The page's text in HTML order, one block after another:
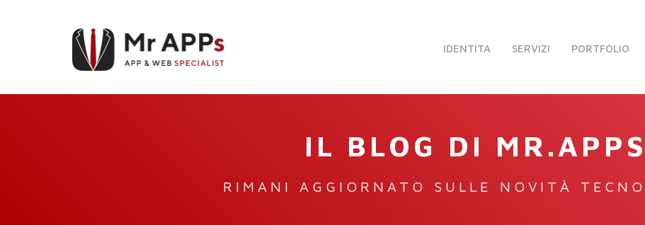
IDENTITA SERVIZI PORTFOLIO
IL BLOG DI MR.APPS
RIMANI AGGIORNATO SULLE NOVITÀ